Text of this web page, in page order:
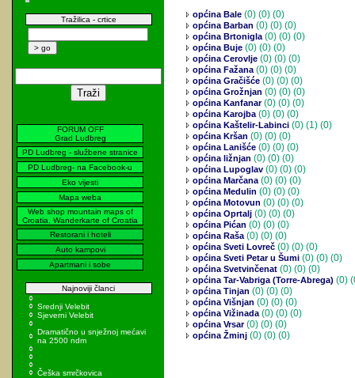
Tražilica - crtice
FORUM OFF
Grad Ludbreg
PD Ludbreg - službene stranice
PD Ludbreg- na Facebook-u
Eko vijesti
Mapa weba
Web shop mountain maps of
Croatia, Wanderkarte of Croatia
Restorani i hoteli
Auto kampovi
Apartmani i sobe
Najnoviji članci
Srednji Velebit
Sjeverni Velebit
Dramatično u snježnoj mećavi
na 2500 ndm
Češka smrčkovica
općina Bale (0) (0) (0)
općina Barban (0) (0) (0)
općina Brtonigla(0) (0) (0)
općina Buje (0) (0) (0)
općina Cerovlje (0) (0) (0)
općina Fažana(0) (0) (0)
općina Gračišće (0) (0) (0)
općina Grožnjan (0) (0) (0)
općina Kanfanar(0) (0) (0)
općina Karojba(0) (0) (0)
općina Kaštelir-Labinci (0) (1) (0)
općina Kršan (0) (0) (0)
općina Lanišće (0) (0) (0)
općina ližnjan (0) (0) (0)
općina Lupoglav (0) (0) (0)
općina Marčana(0) (0) (0)
općina Medulin (0) (0) (0)
općina Motovun (0) (0) (0)
općina Oprtalj (0) (0) (0)
općina Pićan (0) (0) (0)
općina Raša(0) (0) (0)
općina Sveti Lovreč (0) (0) (0)
općina Sveti Petar u Šumi (0) (0) (0)
općina Svetvinčenat (0) (0) (0)
općina Tar-Vabriga (Torre-Abrega) (0)
općina Tinjan (0) (0) (0)
općina Višnjan (0) (0) (0)
općina Vižinada(0) (0) (0)
općina Vrsar(0) (0) (0)
općina Žminj (0) (0) (0)